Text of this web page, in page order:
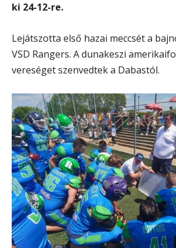
ki 24-12-re.
Lejátszotta első hazai meccsét a
VSD Rangers. A dunakeszi
vereséget szenvedtek a Dabastól.